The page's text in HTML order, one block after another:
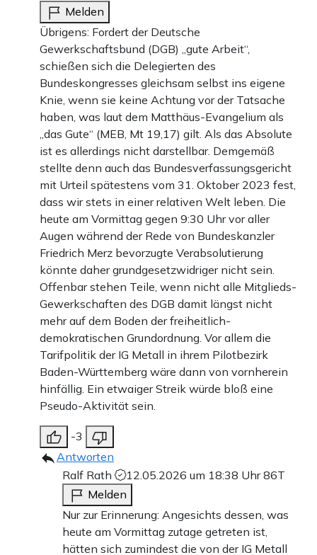
Melden
Übrigens: Fordert der Deutsche
Gewerkschaftsbund (DGB) „gute Arbeit“,
schießen sich die Delegierten des
Bundeskongresses gleichsam selbst ins eigene
Knie, wenn sie keine Achtung vor der Tatsache
haben, was laut dem Matthäus-Evangelium als
„das Gute“ (MEB, Mt 19,17) gilt. Als das Absolute
ist es allerdings nicht darstellbar. Demgemäß
stellte denn auch das Bundesverfassungsgericht
mit Urteil spätestens vom 31. Oktober 2023 fest,
dass wir stets in einer relativen Welt leben. Die
heute am Vormittag gegen 9:30 Uhr vor aller
Augen während der Rede von Bundeskanzler
Friedrich Merz bevorzugte Verabsolutierung
könnte daher grundgesetzwidriger nicht sein.
Offenbar stehen Teile, wenn nicht alle Mitglieds-
Gewerkschaften des DGB damit längst nicht
mehr auf dem Boden der freiheitlich-
demokratischen Grundordnung. Vor allem die
Tarifpolitik der IG Metall in ihrem Pilotbezirk
Baden-Württemberg wäre dann von vornherein
hinfällig. Ein etwaiger Streik würde bloß eine
Pseudo-Aktivität sein.
-3
Antworten
Ralf Rath
12.05.2026 um 18:38 Uhr86T
Melden
Nur zur Erinnerung: Angesichts dessen, was
heute am Vormittag zutage getreten ist,
hätten sich zumindest die von der IG Metall